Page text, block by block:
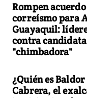
Rompen
correísmo para
Guayaquil:
contra candidata
"chimbadora"
¿Quién es
Cabrera, el